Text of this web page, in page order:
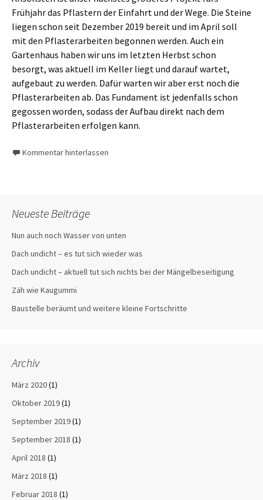
Frühjahr das Pflastern der Einfahrt und der Wege. Die Steine
liegen schon seit Dezember 2019 bereit und im April soll
mit den Pflasterarbeiten begonnen werden. Auch ein
Gartenhaus haben wir uns im letzten Herbst schon
besorgt, was aktuell im Keller liegt und darauf wartet,
aufgebaut zu werden. Dafür warten wir aber erst noch die
Pflasterarbeiten ab. Das Fundament ist jedenfalls schon
gegossen worden, sodass der Aufbau direkt nach dem
Pflasterarbeiten erfolgen kann.
Kommentar hinterlassen
Neueste Beiträge
Nun auch noch Wasser von unten
Dach undicht – es tut sich wieder was
Dach undicht – aktuell tut sich nichts bei der Mängelbeseitigung
Zäh wie Kaugummi
Baustelle beräumt und weitere kleine Fortschritte
Archiv
März 2020(1)
Oktober 2019(1)
September 2019(1)
September 2018 (1)
April 2018 (1)
März 2018 (1)
Februar 2018 (1)